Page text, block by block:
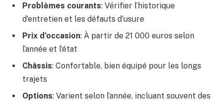
Problèmes courants: Vérifier l’historique
d’entretien et les défauts d’usure
Prix d’occasion: À partir de 21 000 euros selon
l’année et l’état
Châssis: Confortable, bien équipé pour les longs
trajets
Options: Varient selon l’année, incluant souvent des